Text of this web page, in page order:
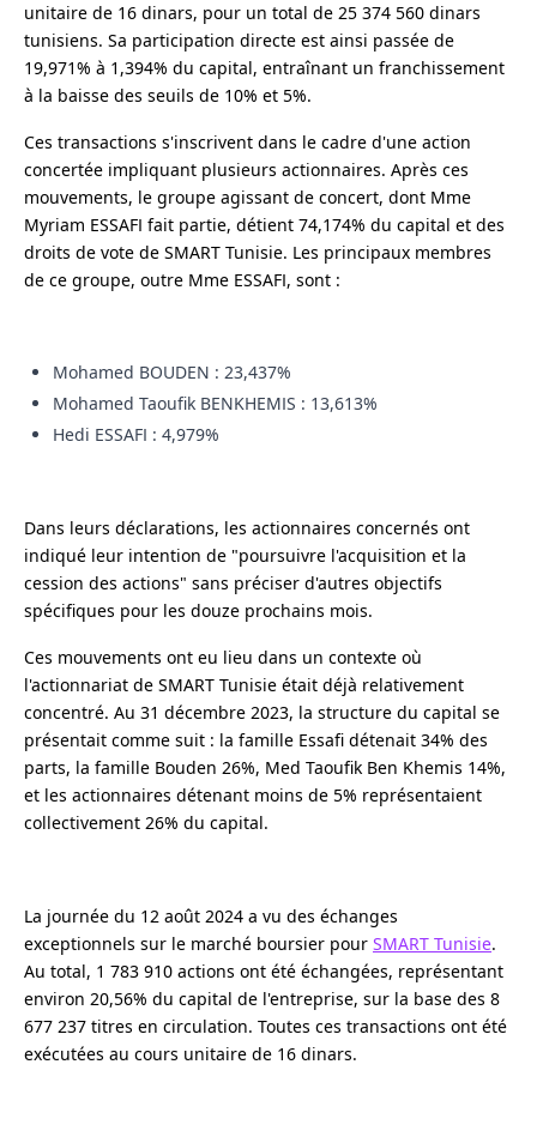
unitaire de 16 dinars, pour un total de 25 374 560 dinars
tunisiens. Sa participation directe est ainsi passée de
19,971% à 1,394% du capital, entraînant un franchissement
à la baisse des seuils de 10% et 5%.
Ces transactions s'inscrivent dans le cadre d'une action
concertée impliquant plusieurs actionnaires. Après ces
mouvements, le groupe agissant de concert, dont Mme
Myriam ESSAFI fait partie, détient 74,174% du capital et des
droits de vote de SMART Tunisie. Les principaux membres
de ce groupe, outre Mme ESSAFI, sont :
Mohamed BOUDEN : 23,437%
Mohamed Taoufik BENKHEMIS : 13,613%
Hedi ESSAFI : 4,979%
Dans leurs déclarations, les actionnaires concernés ont
indiqué leur intention de "poursuivre l'acquisition et la
cession des actions" sans préciser d'autres objectifs
spécifiques pour les douze prochains mois.
Ces mouvements ont eu lieu dans un contexte où
l'actionnariat de SMART Tunisie était déjà relativement
concentré. Au 31 décembre 2023, la structure du capital se
présentait comme suit : la famille Essafi détenait 34% des
parts, la famille Bouden 26%, Med Taoufik Ben Khemis 14%,
et les actionnaires détenant moins de 5% représentaient
collectivement 26% du capital.
La journée du 12 août 2024 a vu des échanges
exceptionnels sur le marché boursier pour SMART Tunisie.
Au total, 1 783 910 actions ont été échangées, représentant
environ 20,56% du capital de l'entreprise, sur la base des 8
677 237 titres en circulation. Toutes ces transactions ont été
exécutées au cours unitaire de 16 dinars.